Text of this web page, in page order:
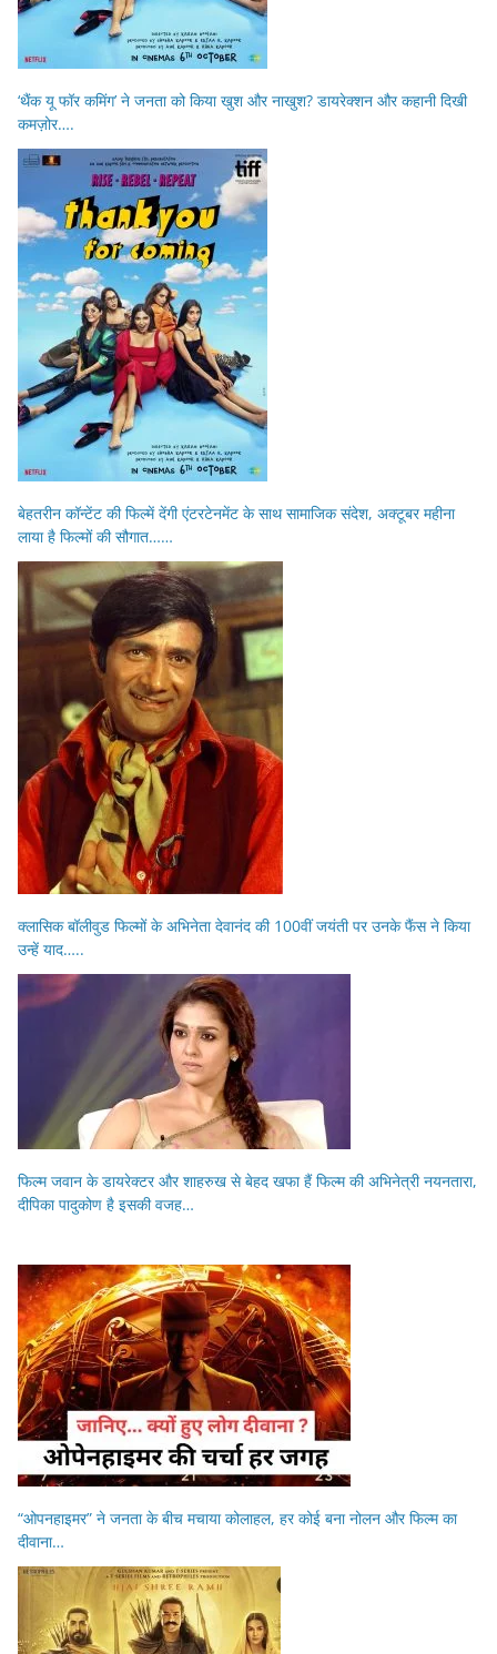
‘थैंक यू फॉर कमिंग’ ने जनता को किया खुश और नाखुश? डायरेक्शन और कहानी दिखी
कमज़ोर….
बेहतरीन कॉन्टेंट की फिल्में देंगी एंटरटेनमेंट के साथ सामाजिक संदेश, अक्टूबर महीना
लाया है फिल्मों की सौगात……
क्लासिक बॉलीवुड फिल्मों के अभिनेता देवानंद की 100वीं जयंती पर उनके फैंस ने किया
उन्हें याद…..
फिल्म जवान के डायरेक्टर और शाहरुख से बेहद खफा हैं फिल्म की अभिनेत्री नयनतारा,
दीपिका पादुकोण है इसकी वजह…
“ओपनहाइमर” ने जनता के बीच मचाया कोलाहल, हर कोई बना नोलन और फिल्म का
दीवाना…